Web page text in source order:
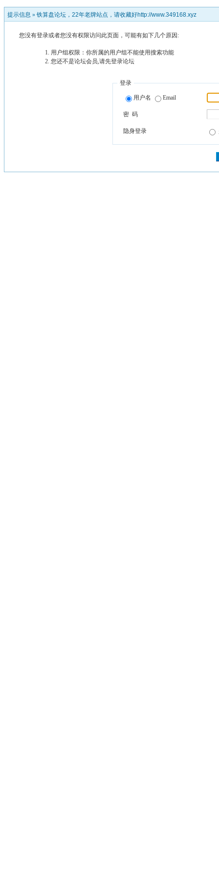
提示信息 » 铁算盘论坛，22年老牌站点，请收藏好http://www.349168.xyz
您没有登录或者您没有权限访问此页面，可能有如下几个原因:
用户组权限：你所属的用户组不能使用搜索功能
您还不是论坛会员,请先登录论坛
登录
用户名 Email
密 码
隐身登录